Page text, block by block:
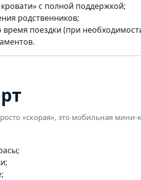
с полной поддержкой;
родственников;
поездки (при
«скорая», это мобильная мини-